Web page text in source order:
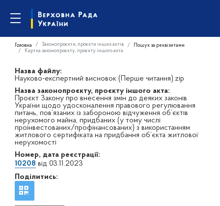
Головна Законопроєкти, проєкти інших актів
Пошук за реквізитами
Картка законопроєкту, проєкту іншого акта
Назва файлу:
Науково-експертний висновок (Перше читання).zip
Назва законопроєкту, проєкту іншого акта:
Проєкт Закону про внесення змін до деяких законів
України щодо удосконалення правового регулювання
питань, пов’язаних із забороною відчуження об’єктів
нерухомого майна, придбаних (у тому числі
проінвестованих/профінансованих) з використанням
житлового сертифіката на придбання об’єкта житлової
нерухомості
Номер, дата реєстрації:
10208 від 03.11.2023
Поділитись: